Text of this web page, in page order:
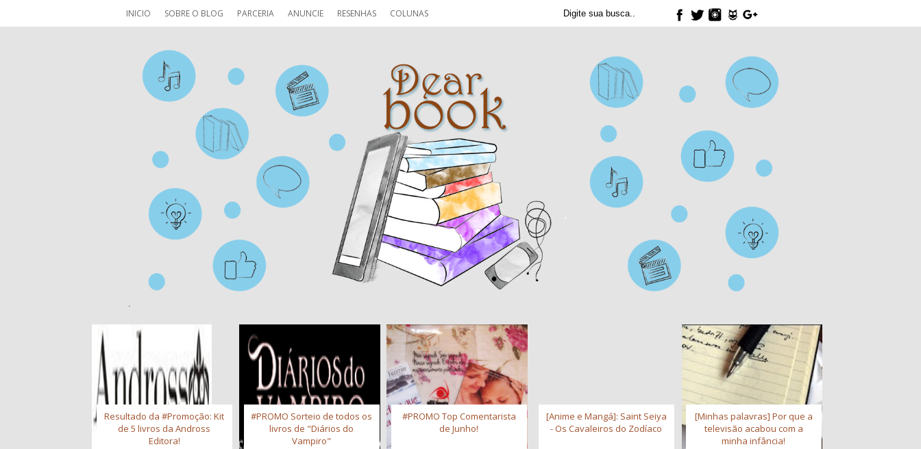
INICIO SOBRE O BLOG PARCERIA ANUNCIE RESENHAS COLUNAS
Resultado da #Promoção: Kit
de 5 livros da Andross
Editora!
#PROMO Sorteio de todos os
livros de "Diários do
Vampiro"
#PROMO Top Comentarista
de Junho!
[Anime e Mangá]: Saint Seiya
- Os Cavaleiros do Zodíaco
[Minhas palavras] Por que a
televisão acabou com a
minha infância!